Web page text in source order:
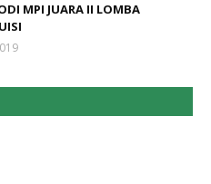
MPI JUARA II LOMBA